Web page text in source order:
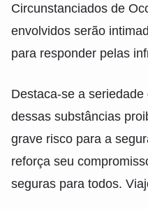
Circunstanciados de
envolvidos serão
para responder pelas
Destaca-se a
dessas substâncias
grave risco para a
reforça seu
seguras para todos.